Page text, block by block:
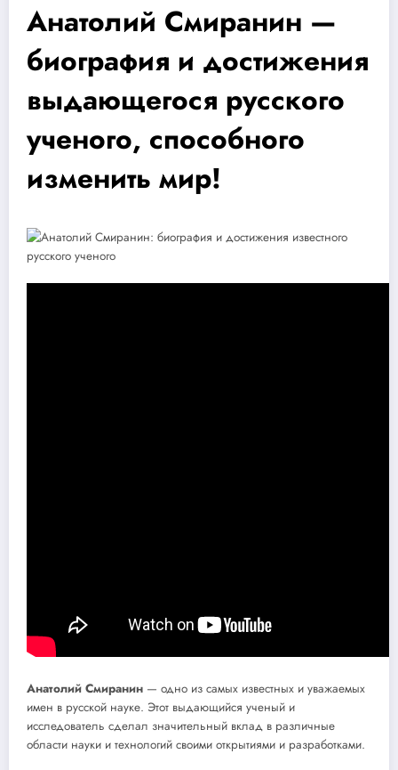
Анатолий Смиранин —
биография и достижения
выдающегося русского
ученого, способного
изменить мир!
Анатолий Смиранин — одно из самых известных и уважаемых
имен в русской науке. Этот выдающийся ученый и
исследователь сделал значительный вклад в различные
области науки и технологий своими открытиями и разработками.